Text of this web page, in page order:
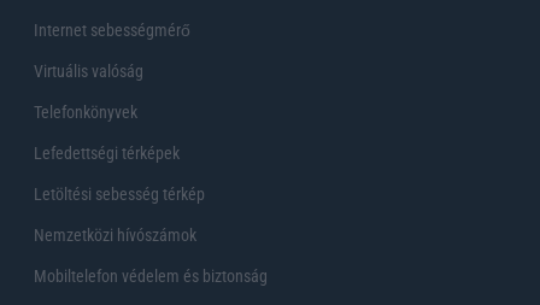
Internet sebességmérő
Virtuális valóság
Telefonkönyvek
Lefedettségi térképek
Letöltési sebesség térkép
Nemzetközi hívószámok
Mobiltelefon védelem és biztonság